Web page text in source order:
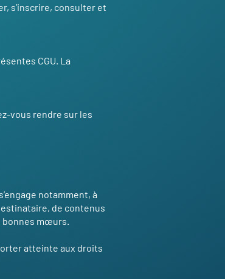
s’inscrire, consulter et
CGU. La
vous rendre sur les
notamment, à
de contenus
mœurs.
atteinte aux droits